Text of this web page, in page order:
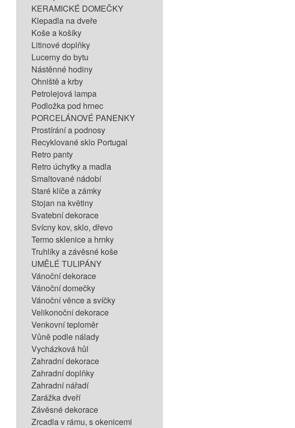
KERAMICKÉ DOMEČKY
Klepadla na dveře
Koše a košíky
Litinové doplňky
Lucerny do bytu
Nástěnné hodiny
Ohniště a krby
Petrolejová lampa
Podložka pod hrnec
PORCELÁNOVÉ PANENKY
Prostírání a podnosy
Recyklované sklo Portugal
Retro panty
Retro úchytky a madla
Smaltované nádobí
Staré klíče a zámky
Stojan na květiny
Svatební dekorace
Svícny kov, sklo, dřevo
Termo sklenice a hrnky
Truhlíky a závěsné koše
UMĚLÉ TULIPÁNY
Vánoční dekorace
Vánoční domečky
Vánoční věnce a svíčky
Velikonoční dekorace
Venkovní teploměr
Vůně podle nálady
Vycházková hůl
Zahradní dekorace
Zahradní doplňky
Zahradní nářadí
Zarážka dveří
Závěsné dekorace
Zrcadla v rámu, s okenicemi